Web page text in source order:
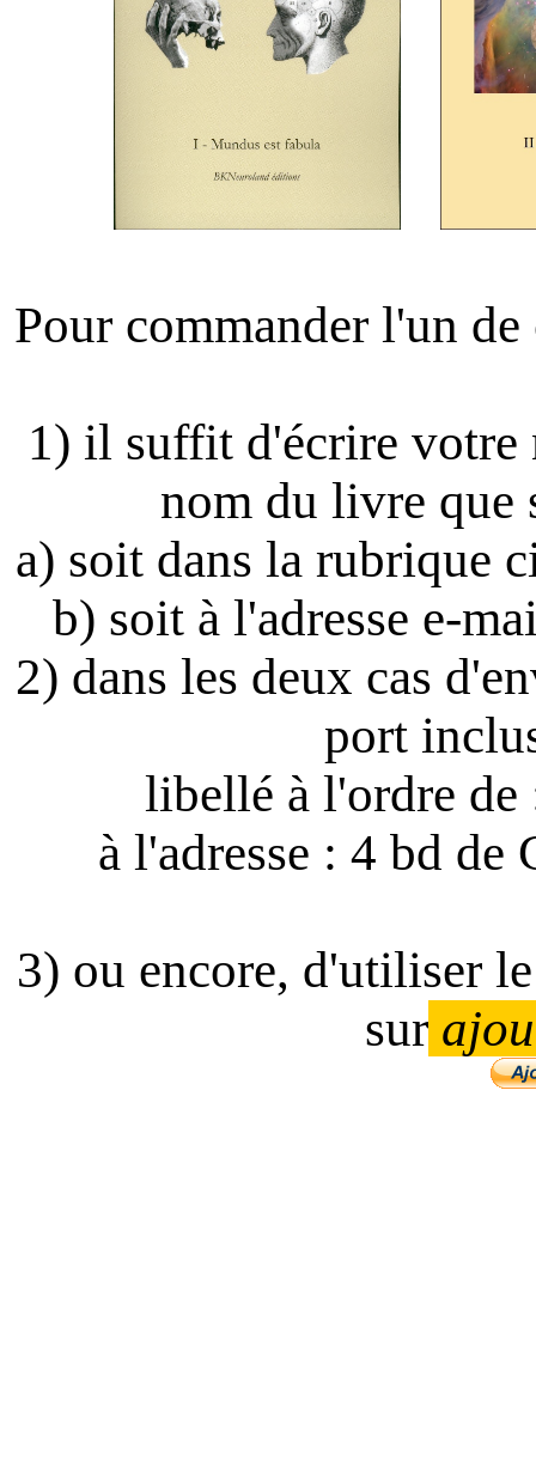
Pour commander l'un
1) il suffit d'écrire votre
nom du livre que
a) soit dans la rubrique
b) soit à l'adresse e-
2) dans les deux cas
port
libellé à l'ordre
à l'adresse : 4 bd de
3) ou encore, d'utiliser
sur